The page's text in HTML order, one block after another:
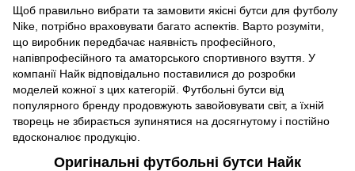
Щоб правильно вибрати та замовити якісні бутси для футболу
Nike, потрібно враховувати багато аспектів. Варто розуміти,
що виробник передбачає наявність професійного,
напівпрофесійного та аматорського спортивного взуття. У
компанії Найк відповідально поставилися до розробки
моделей кожної з цих категорій. Футбольні бутси від
популярного бренду продовжують завойовувати світ, а їхній
творець не збирається зупинятися на досягнутому і постійно
вдосконалює продукцію.
Оригінальні футбольні бутси Найк